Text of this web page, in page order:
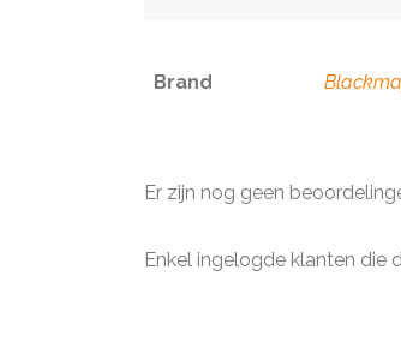
Brand
Er zijn nog geen
Enkel ingelogde klanten die